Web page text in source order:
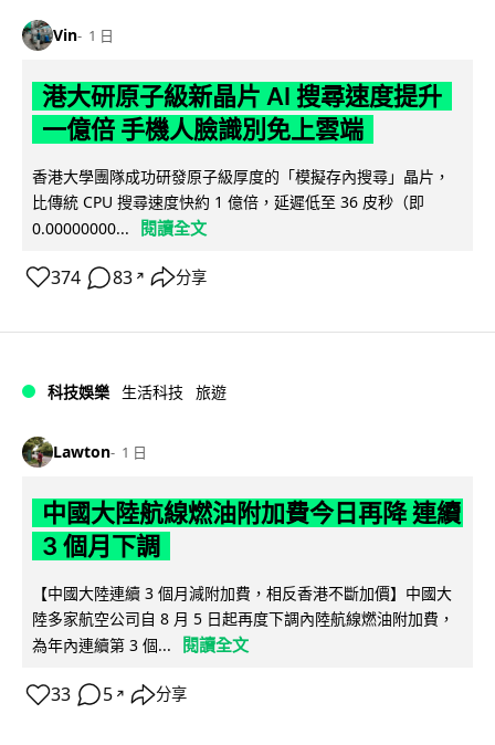
Vin 1 日
港大研原子級新晶片 AI 搜尋速度提升
一億倍 手機人臉識別免上雲端
香港大學團隊成功研發原子級厚度的「模擬存內搜尋」晶片，
比傳統 CPU 搜尋速度快約 1 億倍，延遲低至 36 皮秒（即
0.00000000...
閱讀全文
374 83 ↗ 分享
科技娛樂 生活科技 旅遊
Lawton 1 日
中國大陸航線燃油附加費今日再降 連續
3 個月下調
【中國大陸連續 3 個月減附加費，相反香港不斷加價】中國大
陸多家航空公司自 8 月 5 日起再度下調內陸航線燃油附加費，
為年內連續第 3 個...
閱讀全文
33 5 ↗ 分享